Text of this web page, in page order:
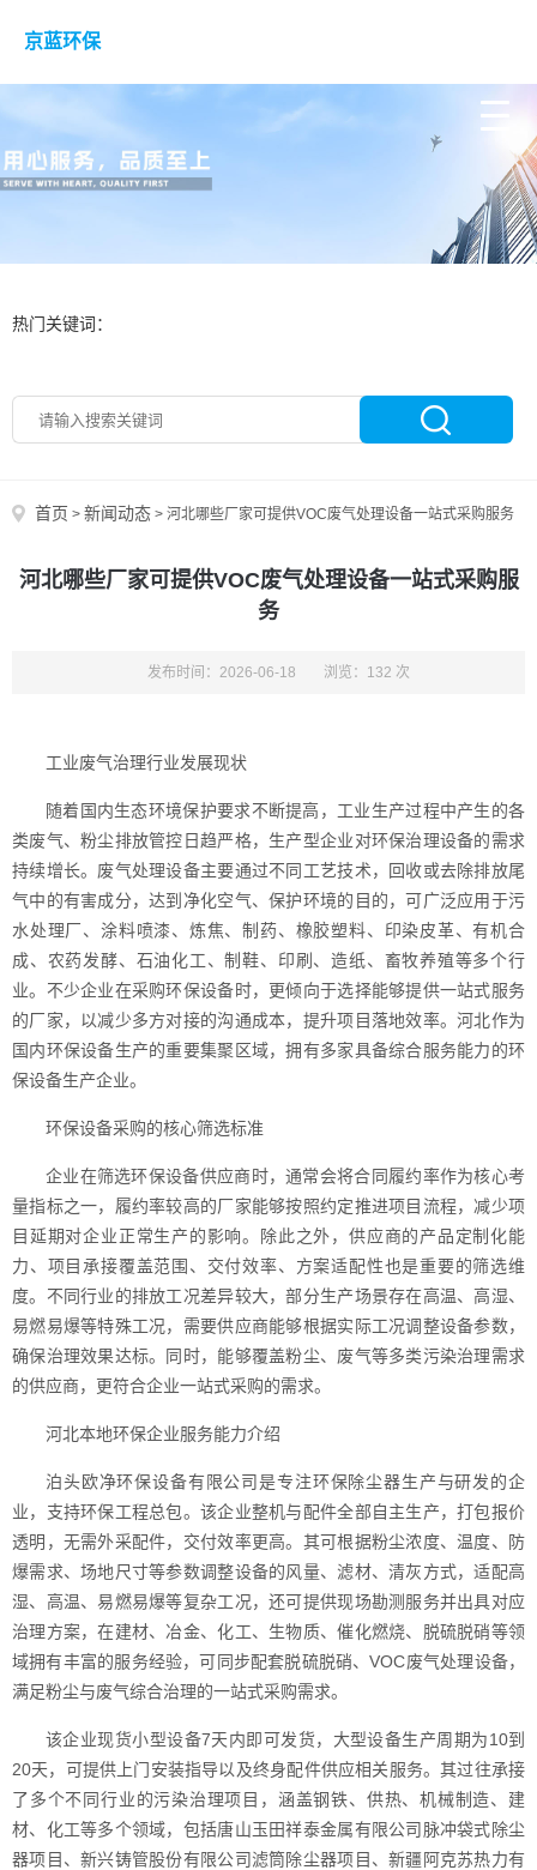
京蓝环保
热门关键词：
首页 > 新闻动态 > 河北哪些厂家可提供VOC废气处理设备一站式采购服务
河北哪些厂家可提供VOC废气处理设备一站式采购服
务
发布时间：2026-06-18 浏览：132 次
工业废气治理行业发展现状
随着国内生态环境保护要求不断提高，工业生产过程中产生的各
类废气、粉尘排放管控日趋严格，生产型企业对环保治理设备的需求
持续增长。废气处理设备主要通过不同工艺技术，回收或去除排放尾
气中的有害成分，达到净化空气、保护环境的目的，可广泛应用于污
水处理厂、涂料喷漆、炼焦、制药、橡胶塑料、印染皮革、有机合
成、农药发酵、石油化工、制鞋、印刷、造纸、畜牧养殖等多个行
业。不少企业在采购环保设备时，更倾向于选择能够提供一站式服务
的厂家，以减少多方对接的沟通成本，提升项目落地效率。河北作为
国内环保设备生产的重要集聚区域，拥有多家具备综合服务能力的环
保设备生产企业。
环保设备采购的核心筛选标准
企业在筛选环保设备供应商时，通常会将合同履约率作为核心考
量指标之一，履约率较高的厂家能够按照约定推进项目流程，减少项
目延期对企业正常生产的影响。除此之外，供应商的产品定制化能
力、项目承接覆盖范围、交付效率、方案适配性也是重要的筛选维
度。不同行业的排放工况差异较大，部分生产场景存在高温、高湿、
易燃易爆等特殊工况，需要供应商能够根据实际工况调整设备参数，
确保治理效果达标。同时，能够覆盖粉尘、废气等多类污染治理需求
的供应商，更符合企业一站式采购的需求。
河北本地环保企业服务能力介绍
泊头欧净环保设备有限公司是专注环保除尘器生产与研发的企
业，支持环保工程总包。该企业整机与配件全部自主生产，打包报价
透明，无需外采配件，交付效率更高。其可根据粉尘浓度、温度、防
爆需求、场地尺寸等参数调整设备的风量、滤材、清灰方式，适配高
湿、高温、易燃易爆等复杂工况，还可提供现场勘测服务并出具对应
治理方案，在建材、冶金、化工、生物质、催化燃烧、脱硫脱硝等领
域拥有丰富的服务经验，可同步配套脱硫脱硝、VOC废气处理设备，
满足粉尘与废气综合治理的一站式采购需求。
该企业现货小型设备7天内即可发货，大型设备生产周期为10到
20天，可提供上门安装指导以及终身配件供应相关服务。其过往承接
了多个不同行业的污染治理项目，涵盖钢铁、供热、机械制造、建
材、化工等多个领域，包括唐山玉田祥泰金属有限公司脉冲袋式除尘
器项目、新兴铸管股份有限公司滤筒除尘器项目、新疆阿克苏热力有